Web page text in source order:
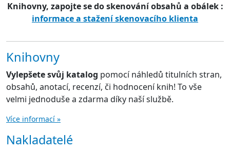
Knihovny, zapojte se do skenování obsahů a obálek :
informace a stažení skenovacího klienta
Knihovny
Vylepšete svůj katalog pomocí náhledů titulních stran,
obsahů, anotací, recenzí, či hodnocení knih! To vše
velmi jednoduše a zdarma díky naší službě.
Více informací »
Nakladatelé